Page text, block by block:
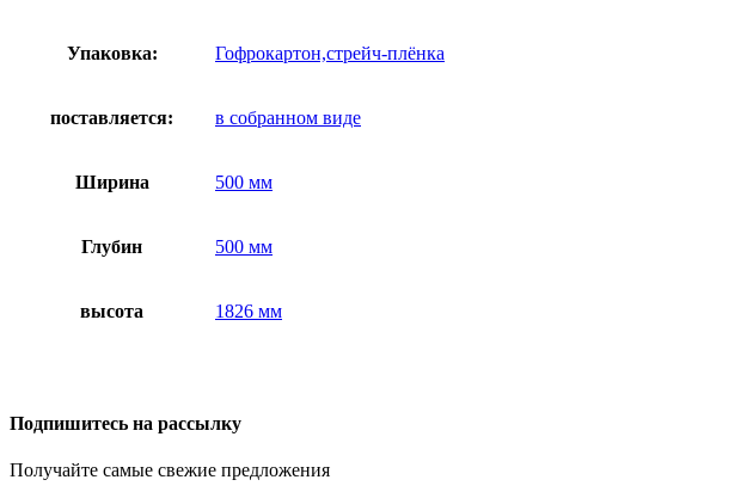
Упаковка: Гофрокартон,стрейч-плёнка
поставляется: в собранном виде
Ширина 500 мм
Глубин 500 мм
высота 1826 мм
Подпишитесь на рассылку
Получайте самые свежие предложения